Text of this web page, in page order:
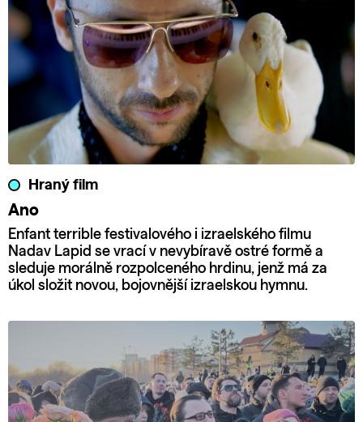
Hraný film
Ano
Enfant terrible festivalového i izraelského filmu
Nadav Lapid se vrací v nevybíravě ostré formě a
sleduje morálně rozpolceného hrdinu, jenž má za
úkol složit novou, bojovnější izraelskou hymnu.